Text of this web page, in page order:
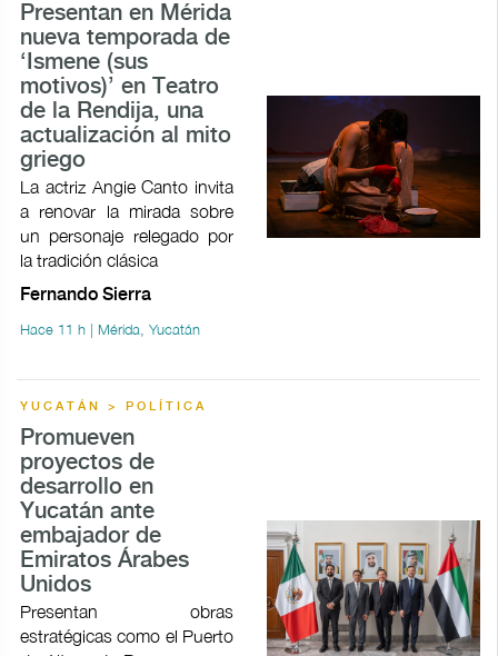
Presentan en Mérida
nueva temporada de
‘Ismene (sus
motivos)’ en Teatro
de la Rendija, una
actualización al mito
griego
La actriz Angie Canto invita
a renovar la mirada sobre
un personaje relegado por
la tradición clásica
Fernando Sierra
Hace 11 h | Mérida, Yucatán
YUCATÁN > POLÍTICA
Promueven
proyectos de
desarrollo en
Yucatán ante
embajador de
Emiratos Árabes
Unidos
Presentan obras
estratégicas como el Puerto